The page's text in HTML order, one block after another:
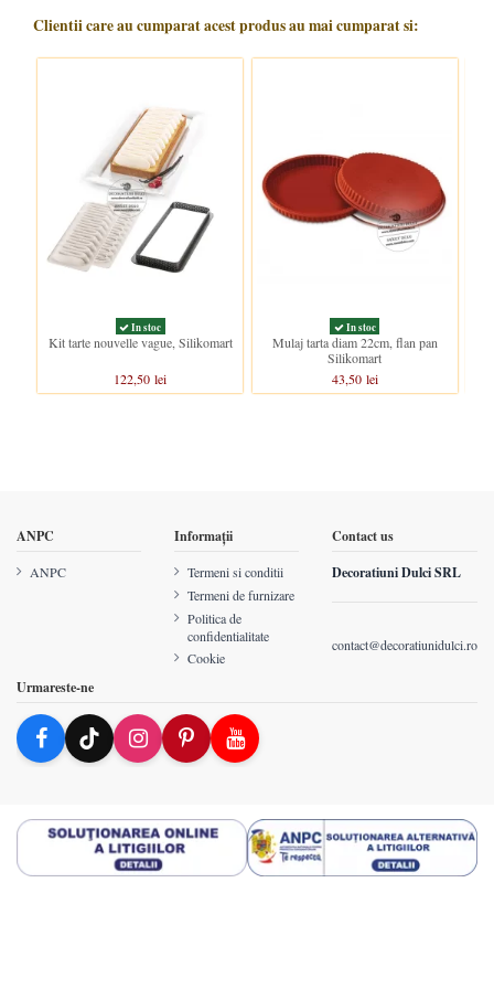
Clientii care au cumparat acest produs au mai cumparat si:
In stoc
Kit tarte nouvelle vague, Silikomart
122,50 lei
In stoc
Mulaj tarta diam 22cm, flan pan
Silikomart
43,50 lei
ANPC
ANPC
Informații
Termeni si conditii
Termeni de furnizare
Politica de
confidentialitate
Cookie
Contact us
Decoratiuni Dulci SRL
contact@decoratiunidulci.ro
Urmareste-ne